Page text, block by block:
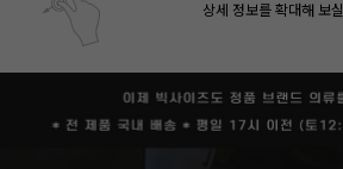
상세 정보를 확대해 보